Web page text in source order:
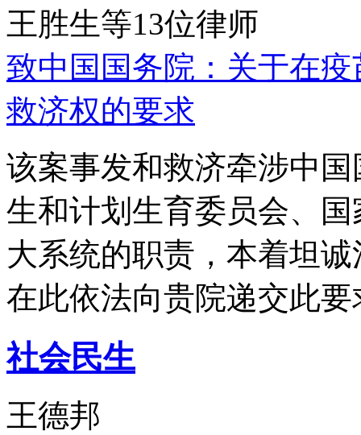
王胜生等13位律师
致中国国务院：关于在
救济权的要求
该案事发和救济牵涉中
生和计划生育委员会、
大系统的职责，本着坦
在此依法向贵院递交此要
社会民生
王德邦